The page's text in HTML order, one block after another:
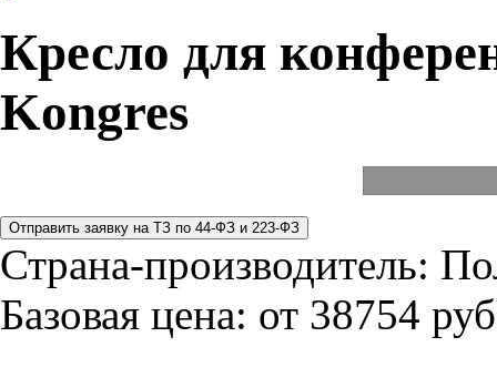
Кресло для
Kongres
Страна-производитель:
Базовая цена: от 38754